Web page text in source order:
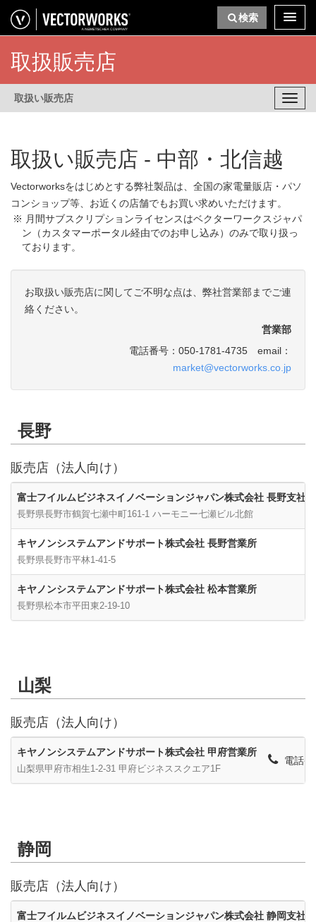
検索
取扱販売店
取扱い販売店
取扱い販売店 - 中部・北信越
Vectorworksをはじめとする弊社製品は、全国の家電量販店・パソ
コンショップ等、お近くの店舗でもお買い求めいただけます。
月間サブスクリプションライセンスはベクターワークスジャパ
ン（カスタマーポータル経由でのお申し込み）のみで取り扱っ
ております。
お取扱い販売店に関してご不明な点は、弊社営業部までご連
絡ください。
営業部
電話番号：050-1781-4735 email：
market@vectorworks.co.jp
長野
販売店（法人向け）
富士フイルムビジネスイノベーションジャパン株式会社 長野支社
長野県長野市鶴賀七瀬中町161-1 ハーモニー七瀬ビル北館
キヤノンシステムアンドサポート株式会社 長野営業所
長野県長野市平林1-41-5
キヤノンシステムアンドサポート株式会社 松本営業所
長野県松本市平田東2-19-10
山梨
販売店（法人向け）
キヤノンシステムアンドサポート株式会社 甲府営業所
山梨県甲府市相生1-2-31 甲府ビジネススクエア1F
電話
静岡
販売店（法人向け）
富士フイルムビジネスイノベーションジャパン株式会社 静岡支社